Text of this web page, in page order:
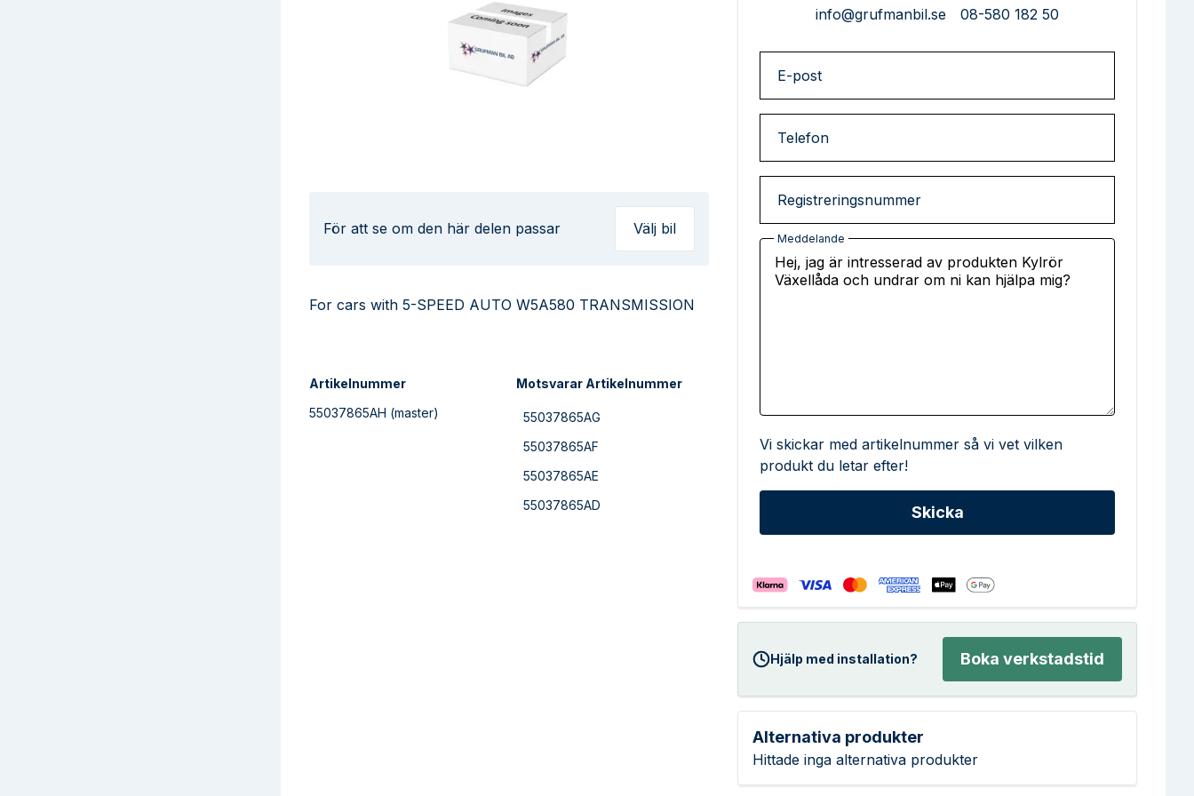
För att se om den här delen passar Välj bil
For cars with 5-SPEED AUTO W5A580 TRANSMISSION
Artikelnummer
55037865AH (master)
Motsvarar Artikelnummer
55037865AG
55037865AF
55037865AE
55037865AD
info@grufmanbil.se
08-580 182 50
E-post
Telefon
Registreringsnummer
Meddelande
Vi skickar med artikelnummer så vi vet vilken
produkt du letar efter!
Hjälp med installation? Boka verkstadstid
Alternativa produkter
Hittade inga alternativa produkter